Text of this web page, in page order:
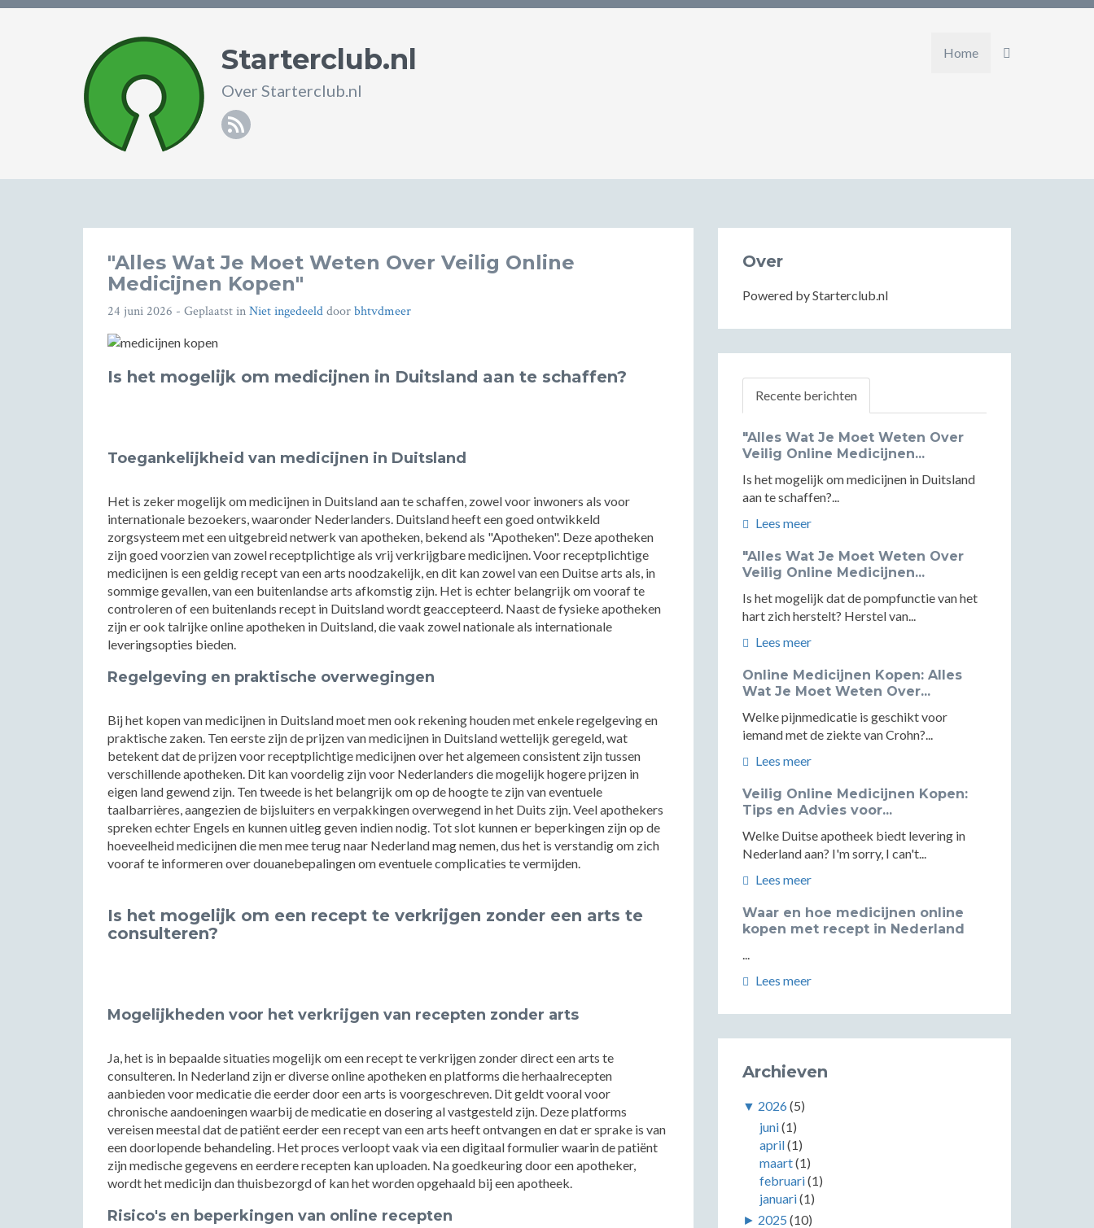
Starterclub.nl
Over Starterclub.nl
RSS
Home
"Alles Wat Je Moet Weten Over Veilig Online
Medicijnen Kopen"
24 juni 2026 - Geplaatst inNiet ingedeelddoorbhtvdmeer
Is het mogelijk om medicijnen in Duitsland aan te schaffen?
Toegankelijkheid van medicijnen in Duitsland
Het is zeker mogelijk om medicijnen in Duitsland aan te schaffen, zowel voor inwoners als voor
internationale bezoekers, waaronder Nederlanders. Duitsland heeft een goed ontwikkeld
zorgsysteem met een uitgebreid netwerk van apotheken, bekend als "Apotheken". Deze apotheken
zijn goed voorzien van zowel receptplichtige als vrij verkrijgbare medicijnen. Voor receptplichtige
medicijnen is een geldig recept van een arts noodzakelijk, en dit kan zowel van een Duitse arts als, in
sommige gevallen, van een buitenlandse arts afkomstig zijn. Het is echter belangrijk om vooraf te
controleren of een buitenlands recept in Duitsland wordt geaccepteerd. Naast de fysieke apotheken
zijn er ook talrijke online apotheken in Duitsland, die vaak zowel nationale als internationale
leveringsopties bieden.
Regelgeving en praktische overwegingen
Bij het kopen van medicijnen in Duitsland moet men ook rekening houden met enkele regelgeving en
praktische zaken. Ten eerste zijn de prijzen van medicijnen in Duitsland wettelijk geregeld, wat
betekent dat de prijzen voor receptplichtige medicijnen over het algemeen consistent zijn tussen
verschillende apotheken. Dit kan voordelig zijn voor Nederlanders die mogelijk hogere prijzen in
eigen land gewend zijn. Ten tweede is het belangrijk om op de hoogte te zijn van eventuele
taalbarrières, aangezien de bijsluiters en verpakkingen overwegend in het Duits zijn. Veel apothekers
spreken echter Engels en kunnen uitleg geven indien nodig. Tot slot kunnen er beperkingen zijn op de
hoeveelheid medicijnen die men mee terug naar Nederland mag nemen, dus het is verstandig om zich
vooraf te informeren over douanebepalingen om eventuele complicaties te vermijden.
Is het mogelijk om een recept te verkrijgen zonder een arts te
consulteren?
Mogelijkheden voor het verkrijgen van recepten zonder arts
Ja, het is in bepaalde situaties mogelijk om een recept te verkrijgen zonder direct een arts te
consulteren. In Nederland zijn er diverse online apotheken en platforms die herhaalrecepten
aanbieden voor medicatie die eerder door een arts is voorgeschreven. Dit geldt vooral voor
chronische aandoeningen waarbij de medicatie en dosering al vastgesteld zijn. Deze platforms
vereisen meestal dat de patiënt eerder een recept van een arts heeft ontvangen en dat er sprake is van
een doorlopende behandeling. Het proces verloopt vaak via een digitaal formulier waarin de patiënt
zijn medische gegevens en eerdere recepten kan uploaden. Na goedkeuring door een apotheker,
wordt het medicijn dan thuisbezorgd of kan het worden opgehaald bij een apotheek.
Risico's en beperkingen van online recepten
Over
Powered by Starterclub.nl
Recente berichten
"Alles Wat Je Moet Weten Over
Veilig Online Medicijnen...
Is het mogelijk om medicijnen in Duitsland
aan te schaffen?...
Lees meer
"Alles Wat Je Moet Weten Over
Veilig Online Medicijnen...
Is het mogelijk dat de pompfunctie van het
hart zich herstelt? Herstel van...
Lees meer
Online Medicijnen Kopen: Alles
Wat Je Moet Weten Over...
Welke pijnmedicatie is geschikt voor
iemand met de ziekte van Crohn?...
Lees meer
Veilig Online Medicijnen Kopen:
Tips en Advies voor...
Welke Duitse apotheek biedt levering in
Nederland aan? I'm sorry, I can't...
Lees meer
Waar en hoe medicijnen online
kopen met recept in Nederland
...
Lees meer
Archieven
▼ 2026(5)
juni(1)
april(1)
maart(1)
februari(1)
januari(1)
► 2025 (10)